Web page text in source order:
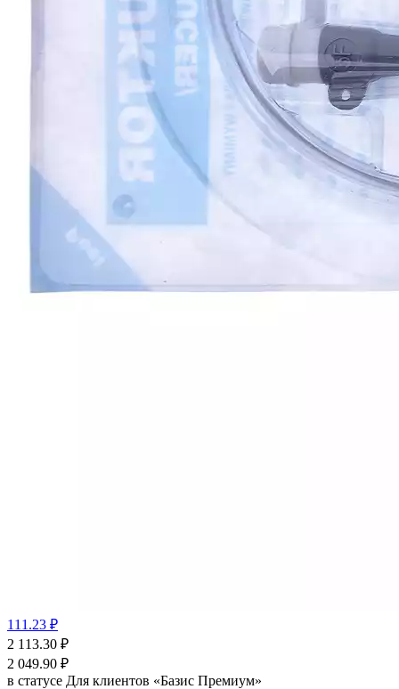
111.23 ₽
2 113.30 ₽
2 049.90 ₽
в статусе Для клиентов «Базис Премиум»